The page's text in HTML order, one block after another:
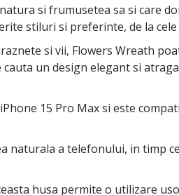
si frumusetea sa si care
stiluri si preferinte, de la cele
si vii, Flowers Wreath
un design elegant si
15 Pro Max si este
a telefonului, in timp
husa permite o utilizare